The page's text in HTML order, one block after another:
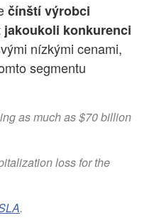
čínští výrobci
konkurenci
nízkými cenami,
segmentu
as much as $70 billion
loss for the
.